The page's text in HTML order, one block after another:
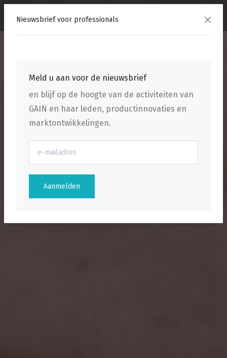
Nieuwsbrief voor professionals
Meld u aan voor de nieuwsbrief
en blijf op de hoogte van de activiteiten van
GAIN en haar leden, productinnovaties en
marktontwikkelingen.